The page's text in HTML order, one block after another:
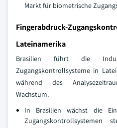
Markt für biometrische
Fingerabdruck-
Lateinamerika
Brasilien führt die
Zugangskontrollsysteme in
während des
Wachstum.
In Brasilien wächst die
Zugangskontrollsystemen